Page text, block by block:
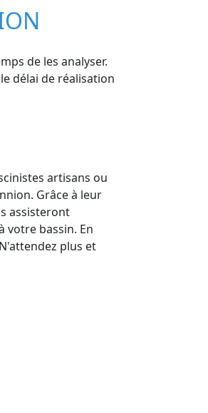
de les analyser.
délai de réalisation
artisans ou
Grâce à leur
assisteront
votre bassin. En
plus et